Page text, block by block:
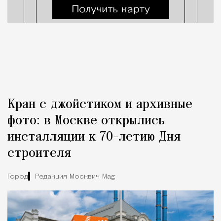
Кран с джойстиком и архивные
фото: в Москве открылись
инсталляции к 70-летию Дня
строителя
Город Редакция Москвич Mag